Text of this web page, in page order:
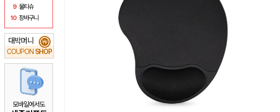
9 물티슈
10 장바구니
대박머니
COUPON SHOP
₩
모바일에서도